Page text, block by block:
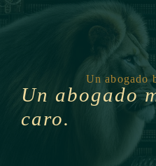
Un abogado
Un abogado
caro.